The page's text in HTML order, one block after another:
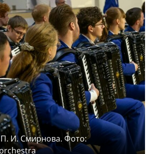
И. Смирнова. Фото: